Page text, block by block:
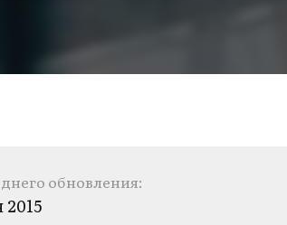
обновления:
2015